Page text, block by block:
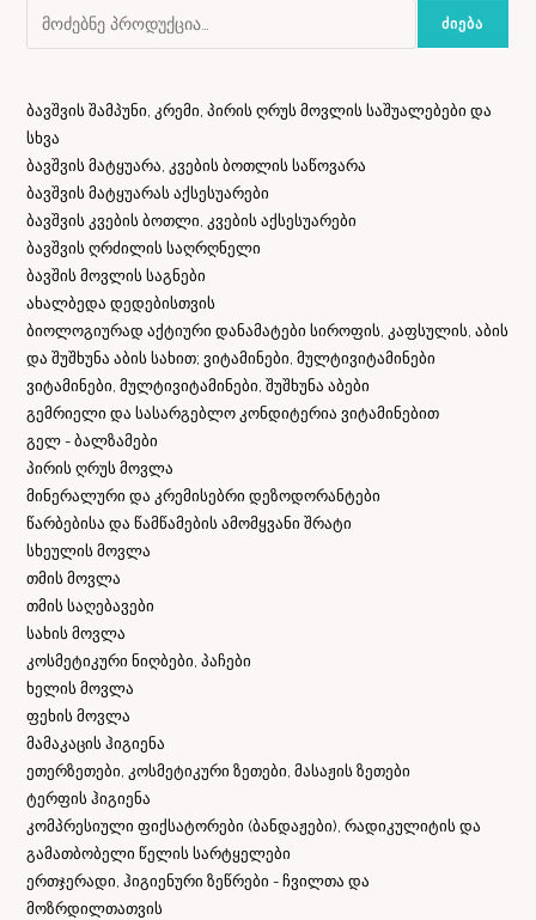
ᲫᲘᲔᲑᲐ
ბავშვის შამპუნი, კრემი, პირის ღრუს მოვლის საშუალებები და
სხვა
ბავშვის მატყუარა, კვების ბოთლის საწოვარა
ბავშვის მატყუარას აქსესუარები
ბავშვის კვების ბოთლი, კვების აქსესუარები
ბავშვის ღრძილის საღრღნელი
ბავშის მოვლის საგნები
ახალბედა დედებისთვის
ბიოლოგიურად აქტიური დანამატები სიროფის, კაფსულის, აბის
და შუშხუნა აბის სახით; ვიტამინები, მულტივიტამინები
ვიტამინები, მულტივიტამინები, შუშხუნა აბები
გემრიელი და სასარგებლო კონდიტერია ვიტამინებით
გელ - ბალზამები
პირის ღრუს მოვლა
მინერალური და კრემისებრი დეზოდორანტები
წარბებისა და წამწამების ამომყვანი შრატი
სხეულის მოვლა
თმის მოვლა
თმის საღებავები
სახის მოვლა
კოსმეტიკური ნიღბები, პაჩები
ხელის მოვლა
ფეხის მოვლა
მამაკაცის ჰიგიენა
ეთერზეთები, კოსმეტიკური ზეთები, მასაჟის ზეთები
ტერფის ჰიგიენა
კომპრესიული ფიქსატორები (ბანდაჟები), რადიკულიტის და
გამათბობელი წელის სარტყელები
ერთჯერადი, ჰიგიენური ზეწრები - ჩვილთა და
მოზრდილთათვის